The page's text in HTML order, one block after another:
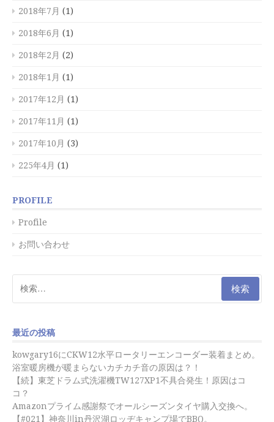
2018年7月 (1)
2018年6月 (1)
2018年2月 (2)
2018年1月 (1)
2017年12月 (1)
2017年11月 (1)
2017年10月 (3)
225年4月 (1)
PROFILE
Profile
お問い合わせ
索:
最近の投稿
kowgary16にCKW12水平ロータリーエンコーダー装着まとめ。
浴室暖房機が暖まらないカチカチ音の原因は？！
【続】東芝ドラム式洗濯機TW127XP1不具合発生！原因はコ
コ？
Amazonプライム感謝祭でオールシーズンタイヤ購入交換へ。
【#021】神奈川in丹沢湖ロッヂキャンプ場でBBQ。